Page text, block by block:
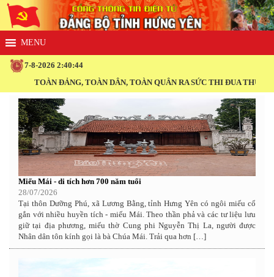
7-8-2026 2:40:44
TOÀN ĐẢNG, TOÀN DÂN, TOÀN QUÂN RA SỨC THI ĐUA THỰC HIỆN
Miếu Mái - di tích hơn 700 năm tuổi
28/07/2026
Tại thôn Dưỡng Phú, xã Lương Bằng, tỉnh Hưng Yên có ngôi miếu cổ
gắn với nhiều huyền tích - miếu Mái. Theo thần phả và các tư liệu lưu
giữ tại địa phương, miếu thờ Cung phi Nguyễn Thị La, người được
Nhân dân tôn kính gọi là bà Chúa Mái. Trải qua hơn […]